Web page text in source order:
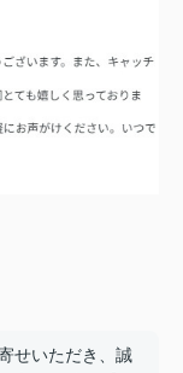
せいただき、誠